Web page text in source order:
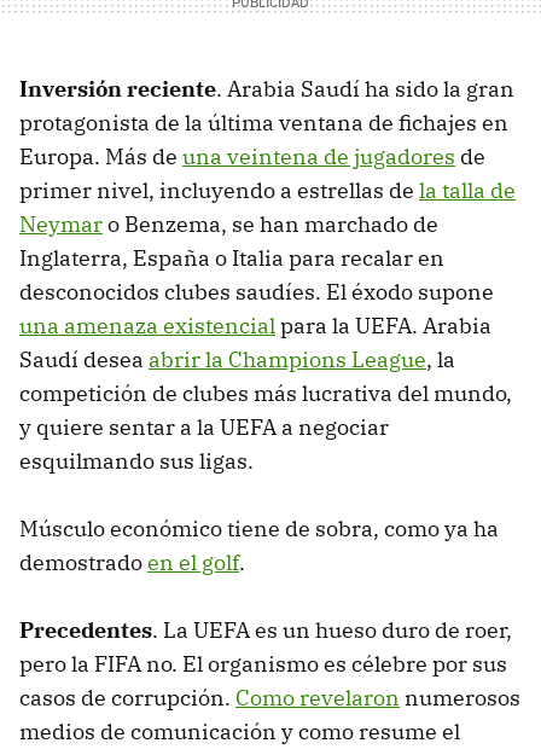
Inversión reciente. Arabia Saudí ha sido la gran
protagonista de la última ventana de fichajes en
Europa. Más de una veintena de jugadores de
primer nivel, incluyendo a estrellas de la talla de
Neymaro Benzema, se han marchado de
Inglaterra, España o Italia para recalar en
desconocidos clubes saudíes. El éxodo supone
una amenaza existencialpara la UEFA. Arabia
Saudí desea abrir la Champions League, la
competición de clubes más lucrativa del mundo,
y quiere sentar a la UEFA a negociar
esquilmando sus ligas.
Músculo económico tiene de sobra, como ya ha
demostradoen el golf.
Precedentes. La UEFA es un hueso duro de roer,
pero la FIFA no. El organismo es célebre por sus
casos de corrupción. Como revelaron numerosos
medios de comunicación y como resume el